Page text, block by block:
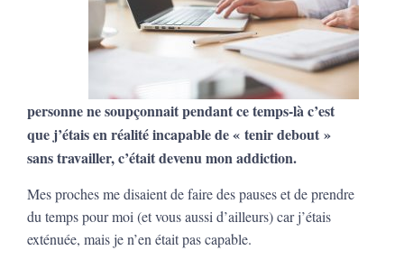
personne ne soupçonnait pendant ce temps-là c’est
que j’étais en réalité incapable de « tenir debout »
sans travailler, c’était devenu mon addiction.
Mes proches me disaient de faire des pauses et de prendre
du temps pour moi (et vous aussi d’ailleurs) car j’étais
exténuée, mais je n’en était pas capable.